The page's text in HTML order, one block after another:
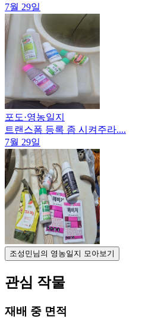
7월 29일
포도·영농일지
트랜스폼 등록 좀 시켜주라....
7월 29일
조성민님의 영농일지 모아보기
관심 작물
재배 중 면적